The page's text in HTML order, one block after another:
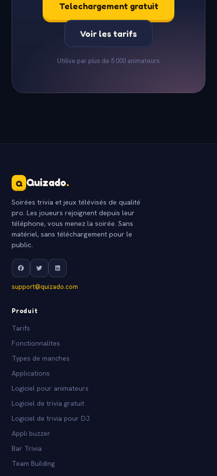
Telechargement gratuit
Voir les tarifs
Utilise par plus de 5 000 animateurs
Q Quizado.
Soirées trivia et jeux télévisés de qualité
pro. Les joueurs rejoignent depuis leur
téléphone, vous menez la soirée. Sans
matériel, sans téléchargement pour le
public.
support@quizado.com
Produit
Tarifs
Fonctionnalites
Types de manches
Applications
Logiciel pour animateurs
Logiciel de trivia gratuit
Logiciel de trivia pour DJ
Appli buzzer
Bar Trivia
Team Building